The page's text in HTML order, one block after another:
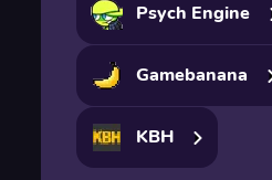
Psych Engine
Gamebanana
KBH